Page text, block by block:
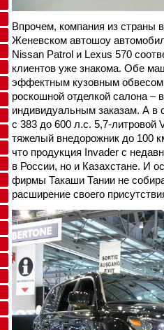
Впрочем, компания из страны
Женевском автошоу
Nissan Patrol и Lexus 570
клиентов уже знакома. Обе
эффектным кузовным
роскошной отделкой салона –
индивидуальным заказам. А в
с 383 до 600 л.с. 5,7-литровой
тяжелый внедорожник до 100
что продукция Invader с
в России, но и Казахстане. И
фирмы Такаши Тании не
расширение своего